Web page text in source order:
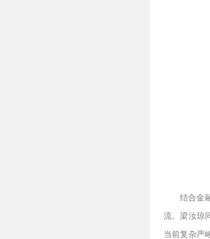
结合金
流。梁汝琼
当前复杂严